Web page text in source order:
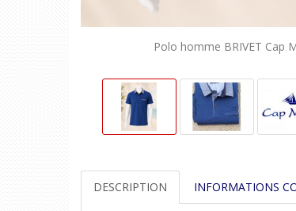
Polo homme BRIVET Cap
DESCRIPTION INFORMATIONS